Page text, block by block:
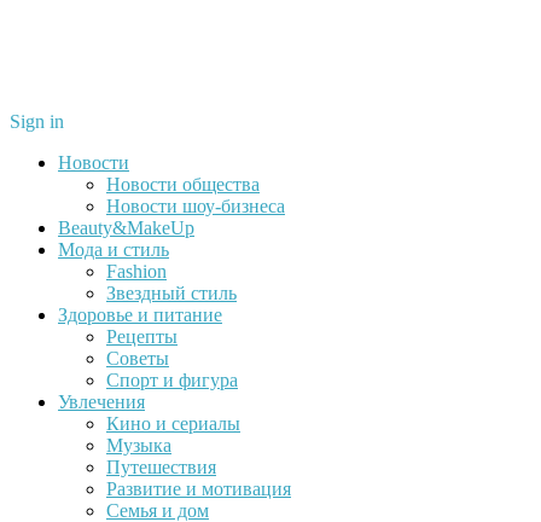
Sign in
Новости
Новости общества
Новости шоу-бизнеса
Beauty&MakeUp
Мода и стиль
Fashion
Звездный стиль
Здоровье и питание
Рецепты
Советы
Спорт и фигура
Увлечения
Кино и сериалы
Музыка
Путешествия
Развитие и мотивация
Семья и дом